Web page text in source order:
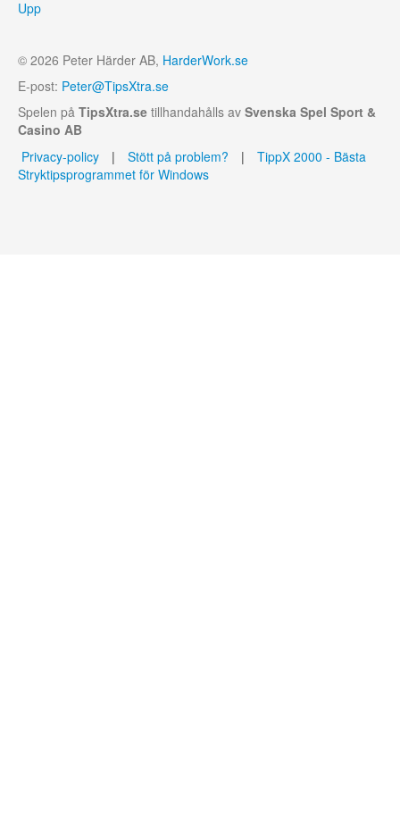
Upp
© 2026 Peter Härder AB, HarderWork.se
E-post: Peter@TipsXtra.se
Spelen på TipsXtra.se tillhandahålls av Svenska Spel Sport &
Casino AB
Privacy-policy
| Stött på problem? |
TippX 2000 - Bästa
Stryktipsprogrammet för Windows